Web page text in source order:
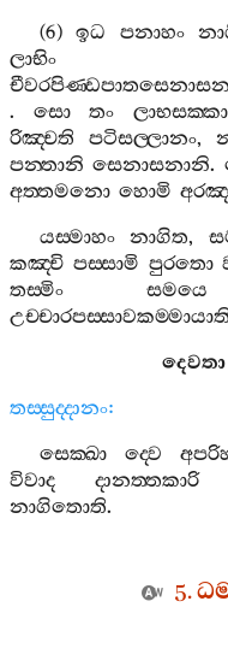
(6)ඉධ පනාහං
ලාභිං
. සො තං
රිඤ‍්චති
පටිසල‍්ලානං,
පන‍්තානි සෙනාසනානි.
අත‍්තමනො හොමි
යස‍්මාහං
නාගිත,
කඤ‍්චි පස‍්සාමි පුරතො
තස‍්මිං
සමයෙ
උච‍්චාරපස‍්සාවකම‍්මායාති
දෙවතා
තස‍්සුද‍්දානං:
සෙක‍්ඛා
ද‍්වෙ
විවාද
දානත‍්තකාරි
නාගිතොති.
5.